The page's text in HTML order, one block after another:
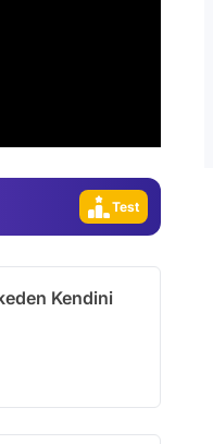
Test
Kendini